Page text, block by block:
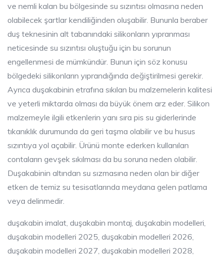
ve nemli kalan bu bölgesinde su sızıntısı olmasına neden
olabilecek şartlar kendiliğinden oluşabilir. Bununla beraber
duş teknesinin alt tabanındaki silikonların yıpranması
neticesinde su sızıntısı oluştuğu için bu sorunun
engellenmesi de mümkündür. Bunun için söz konusu
bölgedeki silikonların yıprandığında değiştirilmesi gerekir.
Ayrıca duşakabinin etrafına sıkılan bu malzemelerin kalitesi
ve yeterli miktarda olması da büyük önem arz eder. Silikon
malzemeyle ilgili etkenlerin yanı sıra pis su giderlerinde
tıkanıklık durumunda da geri taşma olabilir ve bu husus
sızıntıya yol açabilir. Ürünü monte ederken kullanılan
contaların gevşek sıkılması da bu soruna neden olabilir.
Duşakabinin altından su sızmasına neden olan bir diğer
etken de temiz su tesisatlarında meydana gelen patlama
veya delinmedir.
duşakabin imalat, duşakabin montaj, duşakabin modelleri,
duşakabin modelleri 2025, duşakabin modelleri 2026,
duşakabin modelleri 2027, duşakabin modelleri 2028,